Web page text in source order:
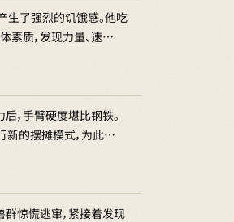
生了强烈的饥饿感。他吃
素质，发现力量、速…
，手臂硬度堪比钢铁。
新的摆摊模式，为此…
群惊慌逃窜，紧接着发现